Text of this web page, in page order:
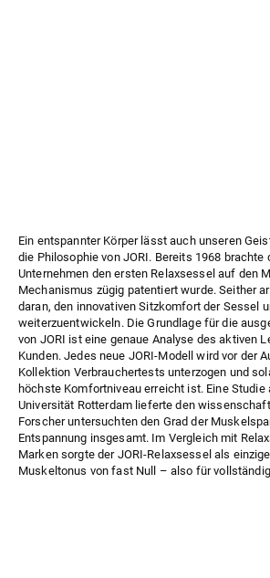
Ein entspannter Körper lässt auch unseren
die Philosophie von JORI. Bereits 1968 brachte
Unternehmen den ersten Relaxsessel auf den
Mechanismus zügig patentiert wurde. Seither
daran, den innovativen Sitzkomfort der Sessel
weiterzuentwickeln. Die Grundlage für die
von JORI ist eine genaue Analyse des aktiven
Kunden. Jedes neue JORI-Modell wird vor der
Kollektion Verbrauchertests unterzogen und
höchste Komfortniveau erreicht ist. Eine Studie
Universität Rotterdam lieferte den
Forscher untersuchten den Grad der
Entspannung insgesamt. Im Vergleich mit
Marken sorgte der JORI-Relaxsessel als
Muskeltonus von fast Null – also für